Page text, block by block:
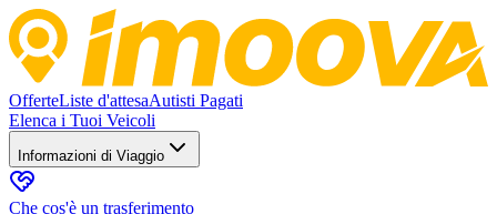
OfferteListe d'attesaAutisti Pagati
Elenca i Tuoi Veicoli
Informazioni di Viaggio
Che cos'è un trasferimento